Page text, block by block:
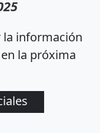
la información
la próxima